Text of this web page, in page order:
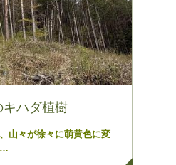
キハダ植樹
山々が徐々に萌黄色に変
…